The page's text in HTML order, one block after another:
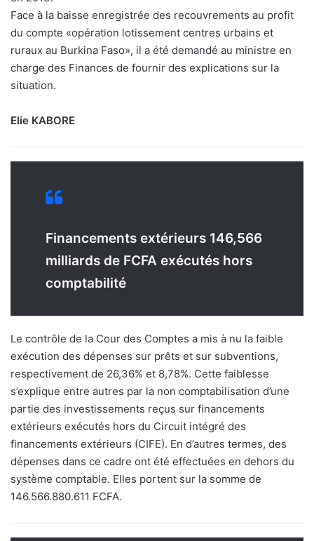
Face à la baisse enregistrée des recouvrements au profit
du compte «opération lotissement centres urbains et
ruraux au Burkina Faso», il a été demandé au ministre en
charge des Finances de fournir des explications sur la
situation.
Elie KABORE
Financements extérieurs 146,566
milliards de FCFA exécutés hors
comptabilité
Le contrôle de la Cour des Comptes a mis à nu la faible
exécution des dépenses sur prêts et sur subventions,
respectivement de 26,36% et 8,78%. Cette faiblesse
s’explique entre autres par la non comptabilisation d’une
partie des investissements reçus sur financements
extérieurs exécutés hors du Circuit intégré des
financements extérieurs (CIFE). En d’autres termes, des
dépenses dans ce cadre ont été effectuées en dehors du
système comptable. Elles portent sur la somme de
146.566.880.611 FCFA.